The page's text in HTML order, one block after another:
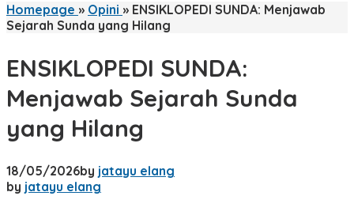
Homepage » Opini » ENSIKLOPEDI SUNDA: Menjawab
Sejarah Sunda yang Hilang
ENSIKLOPEDI SUNDA:
Menjawab Sejarah Sunda
yang Hilang
18/05/2026by jatayu elang
by jatayu elang